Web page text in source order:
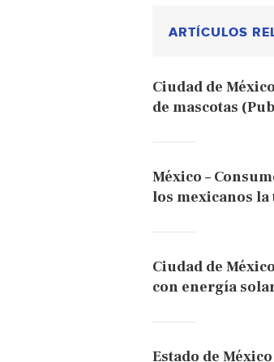
ARTÍCULOS
Ciudad de
de mascotas
México –
los mexicanos
Ciudad de
con energía
Estado de